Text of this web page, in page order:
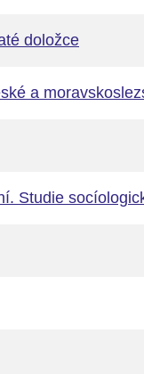
doložce
a
Studie